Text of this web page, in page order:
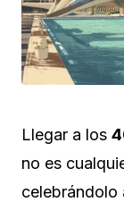
Llegar a los
no es
celebrándolo